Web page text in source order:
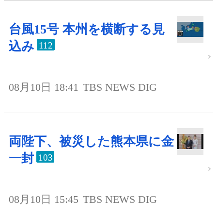
台風15号 本州を横断する見
込み 112
08月10日 18:41 TBS NEWS DIG
両陛下、被災した熊本県に金
一封 103
08月10日 15:45 TBS NEWS DIG